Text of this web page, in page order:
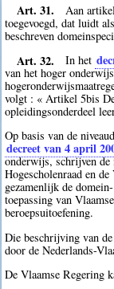
Art. 31.
Aan
toegevoegd, dat luidt
beschreven
Art. 32. In het
van het hoger
volgt : « Artikel 5bis
opleidingsonderdeel
Op basis van de
decreet van 4 april
onderwijs, schrijven
Hogescholenraad en
gezamenlijk de
toepassing van
beroepsuitoefening.
Die beschrijving van
door de Nederlands-
De Vlaamse Regering